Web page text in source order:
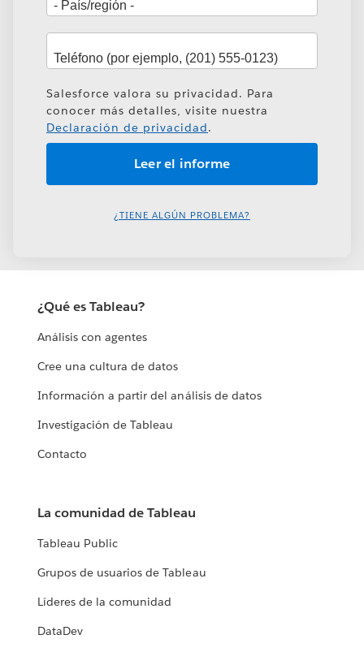
Salesforce valora su privacidad. Para
conocer más detalles, visite nuestra
Declaración de privacidad.
¿TIENE ALGÚN PROBLEMA?
¿Qué es Tableau?
Análisis con agentes
Cree una cultura de datos
Información a partir del análisis de datos
Investigación de Tableau
Contacto
La comunidad de Tableau
Tableau Public
Grupos de usuarios de Tableau
Líderes de la comunidad
DataDev